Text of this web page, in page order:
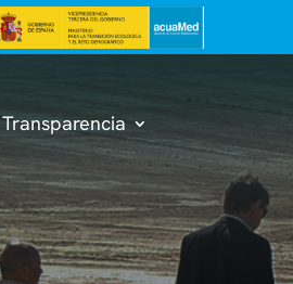
Transparencia